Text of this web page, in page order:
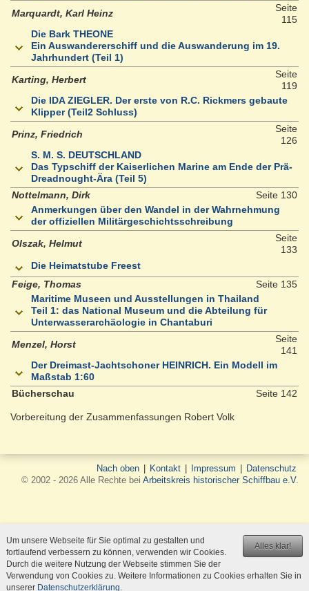
Marquardt, Karl Heinz
Seite
115
Die Bark THEONE
Ein Auswandererschiff und die Auswanderung im 19.
Jahrhundert (Teil 1)
Karting, Herbert
Seite
119
Die IDA ZIEGLER. Der erste von R.C. Rickmers gebaute
Klipper (Teil2 Schluss)
Prinz, Friedrich
Seite
126
S. M. S. DEUTSCHLAND
Das Typschiff der Kaiserlichen Marine am Ende der Prä-
Dreadnought-Ära (Teil 5)
Nottelmann, Dirk
Seite 130
Anmerkungen über den Wandel in der Wahrnehmung
der offiziellen Militärgeschichtsschreibung
Olszak, Helmut
Seite
133
Die Heimatstube Freest
Feige, Thomas
Seite 135
Maritime Museen und Ausstellungen in Thailand
Teil 1: das National Museum und die Abteilung für
Unterwasserarchäologie in Chantaburi
Menzel, Horst
Seite
141
Der Dreimast-Jachtschoner HEINRICH. Ein Modell im
Maßstab 1:60
Bücherschau
Seite 142
Vorbereitung der Zusammenfassungen Robert Volk
Nach oben | Kontakt | Impressum | Datenschutz
© 2002 - 2026 Alle Rechte bei Arbeitskreis historischer Schiffbau e.V.
Alles klar!
Um unsere Webseite für Sie optimal zu gestalten und
fortlaufend verbessern zu können, verwenden wir Cookies.
Durch die weitere Nutzung der Webseite stimmen Sie der
Verwendung von Cookies zu. Weitere Informationen zu Cookies erhalten Sie in
unserer Datenschutzerklärung